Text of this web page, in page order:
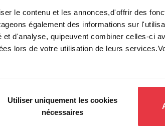
le contenu et les annonces,d'offrir des
également des informations sur
d'analyse, quipeuvent combiner celles-ci
lors de votre utilisation de leurs
Utiliser uniquement les cookies
nécessaires